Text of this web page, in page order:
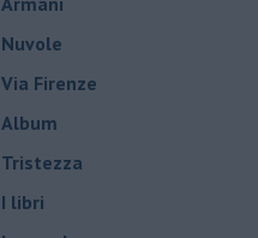
Nuvole
Via Firenze
Album
Tristezza
I libri